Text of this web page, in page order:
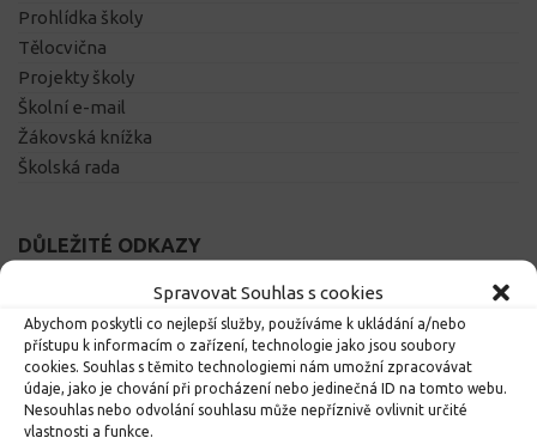
Spravovat Souhlas s cookies
Abychom poskytli co nejlepší služby, používáme k ukládání a/nebo
přístupu k informacím o zařízení, technologie jako jsou soubory
cookies. Souhlas s těmito technologiemi nám umožní zpracovávat
údaje, jako je chování při procházení nebo jedinečná ID na tomto webu.
Nesouhlas nebo odvolání souhlasu může nepříznivě ovlivnit určité
vlastnosti a funkce.
Prohlídka školy
Tělocvična
Projekty školy
Školní e-mail
Žákovská knížka
Školská rada
DŮLEŽITÉ ODKAZY
Výukový web
Obec Dolní Čermná
Pardubický kraj
Klíč ke vzdělání